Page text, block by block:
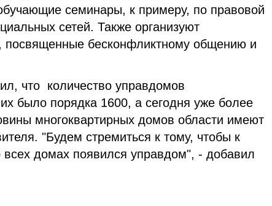
семинары, к примеру, по правовой
сетей. Также организуют
посвященные бесконфликтному общению и
что количество управдомов
было порядка 1600, а сегодня уже более
многоквартирных домов области имеют
"Будем стремиться к тому, чтобы к
всех домах появился управдом", - добавил